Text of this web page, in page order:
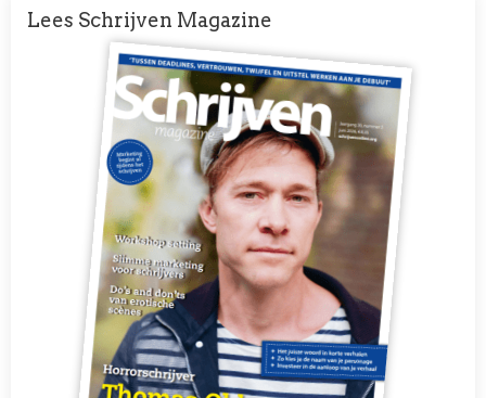
Lees Schrijven Magazine
Afbeelding